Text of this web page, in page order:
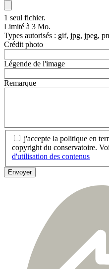
1 seul fichier.
Limité à 3 Mo.
Types autorisés : gif, jpg, jpeg,
Crédit photo
Légende de l'image
Remarque
j'accepte la politique en
copyright du conservatoire.
d'utilisation des contenus